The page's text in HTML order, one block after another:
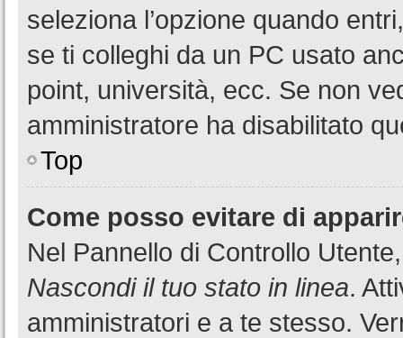
seleziona l’opzione quando
se ti colleghi da un PC usato
point, università, ecc. Se non
amministratore ha disabilitato
Top
Come posso evitare di
Nel Pannello di Controllo
Nascondi il tuo stato in linea.
amministratori e a te stesso.